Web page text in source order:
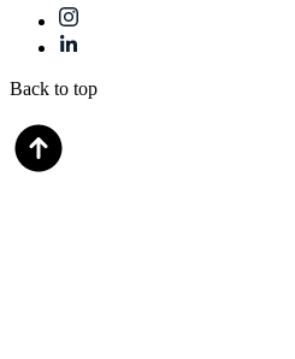
Back to top